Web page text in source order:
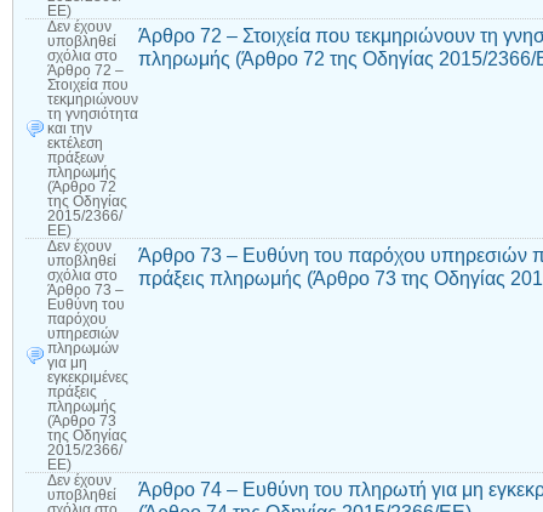
ΕΕ)
Δεν έχουν
υποβληθεί
σχόλια στο
Άρθρο 72 –
Στοιχεία που
τεκμηριώνουν
τη γνησιότητα
και την
εκτέλεση
πράξεων
πληρωμής
(Άρθρο 72
της Οδηγίας
2015/2366/
ΕΕ)
Άρθρο 72 – Στοιχεία που τεκμηριώνουν τη
πληρωμής (Άρθρο 72 της Οδηγίας 2015/
Δεν έχουν
υποβληθεί
σχόλια στο
Άρθρο 73 –
Ευθύνη του
παρόχου
υπηρεσιών
πληρωμών
για μη
εγκεκριμένες
πράξεις
πληρωμής
(Άρθρο 73
της Οδηγίας
2015/2366/
ΕΕ)
Άρθρο 73 – Ευθύνη του παρόχου υπηρεσιών
πράξεις πληρωμής (Άρθρο 73 της Οδηγίας
Δεν έχουν
υποβληθεί
Άρθρο 74 – Ευθύνη του πληρωτή για μη